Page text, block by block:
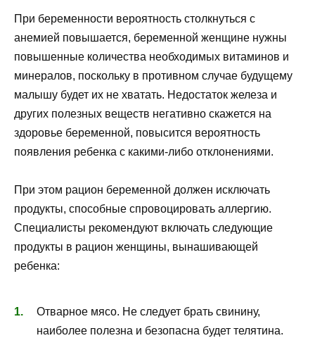
При беременности вероятность столкнуться с
анемией повышается, беременной женщине нужны
повышенные количества необходимых витаминов и
минералов, поскольку в противном случае будущему
малышу будет их не хватать. Недостаток железа и
других полезных веществ негативно скажется на
здоровье беременной, повысится вероятность
появления ребенка с какими-либо отклонениями.
При этом рацион беременной должен исключать
продукты, способные спровоцировать аллергию.
Специалисты рекомендуют включать следующие
продукты в рацион женщины, вынашивающей
ребенка:
Отварное мясо. Не следует брать свинину,
наиболее полезна и безопасна будет телятина.